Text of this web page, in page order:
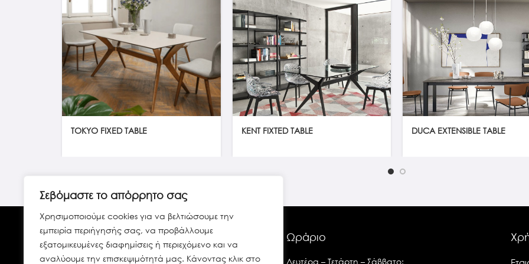
Σεβόμαστε το απόρρητο σας
Χρησιμοποιούμε cookies για να βελτιώσουμε την
εμπειρία περιήγησής σας, να προβάλλουμε
εξατομικευμένες διαφημίσεις ή περιεχόμενο και να
αναλύουμε την επισκεψιμότητά μας. Κάνοντας κλικ στο
TOKYO FIXED TABLE KENT FIXTED TABLE DUCA EXTENSIBLE TABLE
Ωράριο
Δευτέρα – Τετάρτη – Σάββατο: